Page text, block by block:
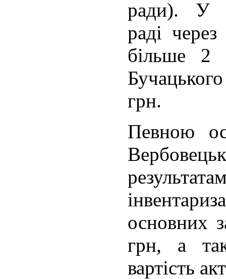
ради). У
раді
більше 2
грн.
Певною
основних
грн, а
вартість